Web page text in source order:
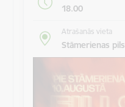
18.00
Atrašanās vieta
Stāmerienas pils